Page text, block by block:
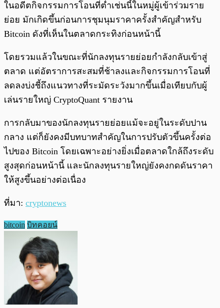
ในอดีตกิจกรรมการโอนที่ต่ำเช่นนี้ในหมู่ผู้เข้าร่วมราย
ย่อย มักเกิดขึ้นก่อนการชุมนุมราคาครั้งสำคัญสำหรับ
Bitcoin ดังที่เห็นในตลาดกระทิงก่อนหน้านี้
โดยรวมแล้วในขณะที่นักลงทุนรายย่อยกำลังกลับเข้าสู่
ตลาด แต่อัตราการสะสมที่ช้าลงและกิจกรรมการโอนที่
ลดลงบ่งชี้ถึงแนวทางที่ระมัดระวังมากขึ้นเมื่อเทียบกับผู้
เล่นรายใหญ่ CryptoQuant รายงาน
การกลับมาของนักลงทุนรายย่อยแม้จะอยู่ในระดับปาน
กลาง แต่ก็ยังคงมีบทบาทสำคัญในการปรับตัวขึ้นครั้งต่อ
ไปของ Bitcoin โดยเฉพาะอย่างยิ่งเมื่อตลาดใกล้ถึงระดับ
สูงสุดก่อนหน้านี้ และนักลงทุนรายใหญ่ยังคงกดดันราคา
ให้สูงขึ้นอย่างต่อเนื่อง
ที่มา: cryptonews
bitcoin บิทคอยน์